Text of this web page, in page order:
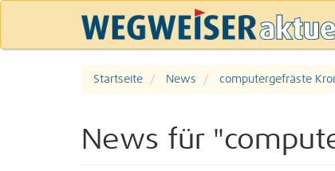
Startseite News computergefräste
News für